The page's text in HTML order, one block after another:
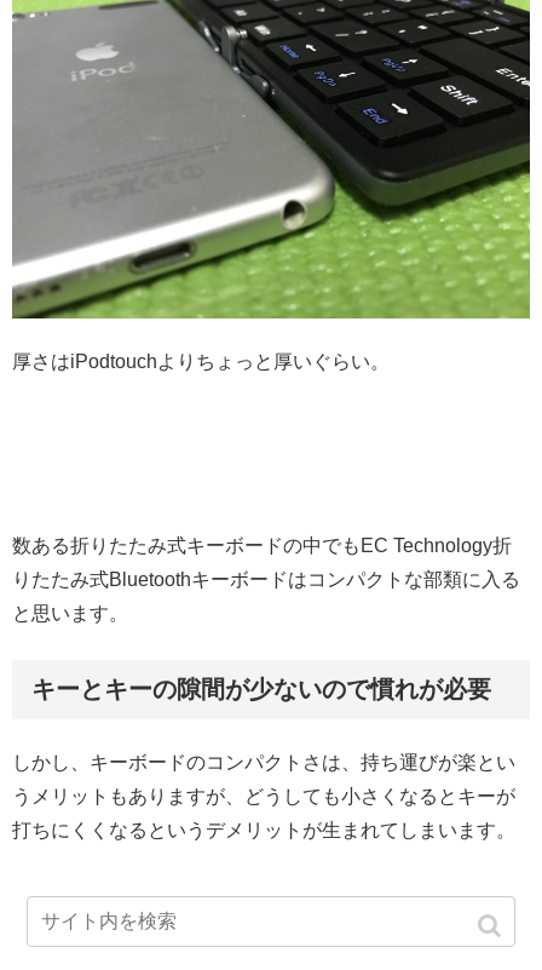
厚さはiPodtouchよりちょっと厚いぐらい。
数ある折りたたみ式キーボードの中でもEC Technology折
りたたみ式Bluetoothキーボードはコンパクトな部類に入る
と思います。
キーとキーの隙間が少ないので慣れが必要
しかし、キーボードのコンパクトさは、持ち運びが楽とい
うメリットもありますが、どうしても小さくなるとキーが
打ちにくくなるというデメリットが生まれてしまいます。